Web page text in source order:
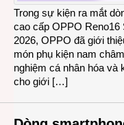
Trong sự kiện ra mắt
cao cấp OPPO
2026, OPPO đã giới
món phụ kiện nam
nghiệm cá nhân hóa và
cho giới […]